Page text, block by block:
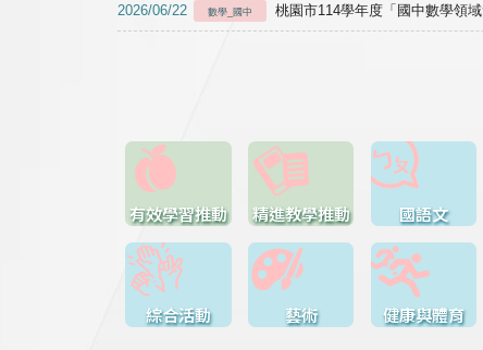
2026/06/22 數學_國中 桃園市114學年度「國中數學領
有效學習推動 精進教學推動 國語文
綜合活動 藝術 健康與體育